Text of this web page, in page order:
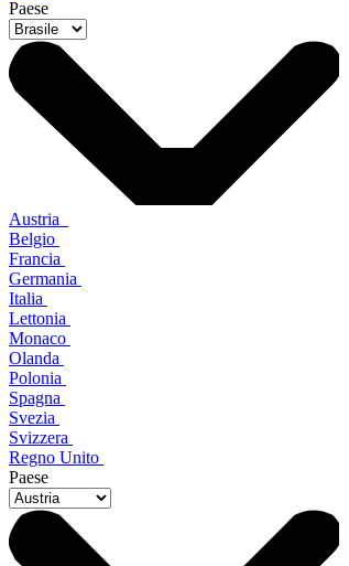
Paese
Austria
Belgio
Francia
Germania
Italia
Lettonia
Monaco
Olanda
Polonia
Spagna
Svezia
Svizzera
Regno Unito
Paese